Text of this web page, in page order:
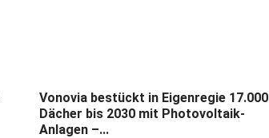
Vonovia bestückt in Eigenregie 17.000
Dächer bis 2030 mit Photovoltaik-
Anlagen –...